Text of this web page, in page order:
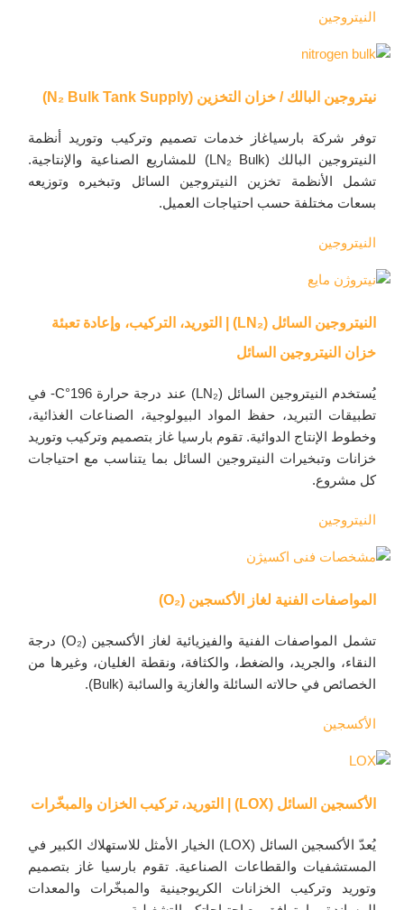
النيتروجين
نيتروجين البالك / خزان التخزين (N₂ Bulk Tank Supply)
توفر شركة بارسياغاز خدمات تصميم وتركيب وتوريد أنظمة
النيتروجين البالك (LN₂ Bulk) للمشاريع الصناعية والإنتاجية.
تشمل الأنظمة تخزين النيتروجين السائل وتبخيره وتوزيعه
بسعات مختلفة حسب احتياجات العميل.
النيتروجين
النيتروجين السائل (LN₂) | التوريد، التركيب، وإعادة تعبئة
خزان النيتروجين السائل
يُستخدم النيتروجين السائل (LN₂) عند درجة حرارة 196°C- في
تطبيقات التبريد، حفظ المواد البيولوجية، الصناعات الغذائية،
وخطوط الإنتاج الدوائية. تقوم بارسيا غاز بتصميم وتركيب وتوريد
خزانات وتبخيرات النيتروجين السائل بما يتناسب مع احتياجات
كل مشروع.
النيتروجين
المواصفات الفنية لغاز الأكسجين (O₂)
تشمل المواصفات الفنية والفيزيائية لغاز الأكسجين (O₂) درجة
النقاء، والجريد، والضغط، والكثافة، ونقطة الغليان، وغيرها من
الخصائص في حالاته السائلة والغازية والسائبة (Bulk).
الأكسجين
الأكسجين السائل (LOX) | التوريد، تركيب الخزان والمبخّرات
يُعدّ الأكسجين السائل (LOX) الخيار الأمثل للاستهلاك الكبير في
المستشفيات والقطاعات الصناعية. تقوم بارسيا غاز بتصميم
وتوريد وتركيب الخزانات الكريوجينية والمبخّرات والمعدات